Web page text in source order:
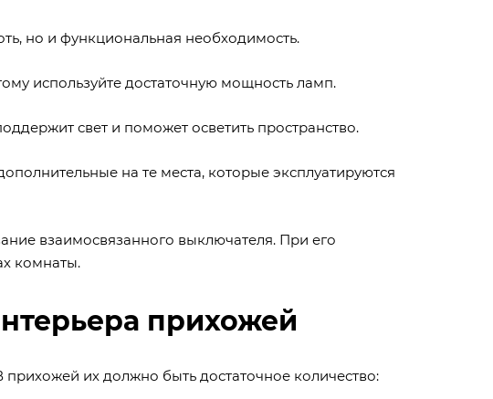
но и функциональная необходимость.
используйте достаточную мощность ламп.
свет и поможет осветить пространство.
на те места, которые эксплуатируются
взаимосвязанного выключателя. При его
комнаты.
прихожей
их должно быть достаточное количество: